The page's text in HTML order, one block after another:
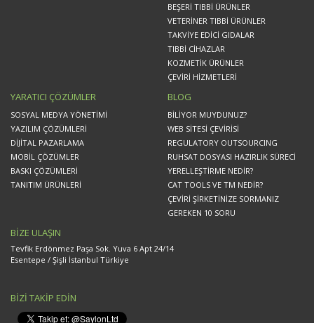
BEŞERİ TIBBİ ÜRÜNLER
VETERİNER TIBBİ ÜRÜNLER
TAKVİYE EDİCİ GIDALAR
TIBBİ CİHAZLAR
KOZMETİK ÜRÜNLER
ÇEVİRİ HİZMETLERİ
YARATICI ÇÖZÜMLER
SOSYAL MEDYA YÖNETİMİ
YAZILIM ÇÖZÜMLERİ
DİJİTAL PAZARLAMA
MOBİL ÇÖZÜMLER
BASKI ÇÖZÜMLERİ
TANITIM ÜRÜNLERİ
BLOG
BİLİYOR MUYDUNUZ?
WEB SİTESİ ÇEVİRİSİ
REGULATORY OUTSOURCING
RUHSAT DOSYASI HAZIRLIK SÜRECİ
YERELLEŞTİRME NEDİR?
CAT TOOLS VE TM NEDİR?
ÇEVİRİ ŞİRKETİNİZE SORMANIZ
GEREKEN 10 SORU
BİZE ULAŞIN
Tevfik Erdönmez Paşa Sok. Yuva 6 Apt 24/14
Esentepe / Şişli İstanbul Türkiye
BİZİ TAKİP EDİN